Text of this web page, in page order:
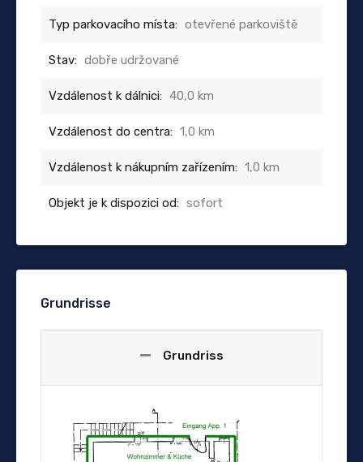
Typ parkovacího místa: otevřené parkoviště
Stav: dobře udržované
Vzdálenost k dálnici: 40,0 km
Vzdálenost do centra: 1,0 km
Vzdálenost k nákupním zařízením: 1,0 km
Objekt je k dispozici od: sofort
Grundrisse
Grundriss